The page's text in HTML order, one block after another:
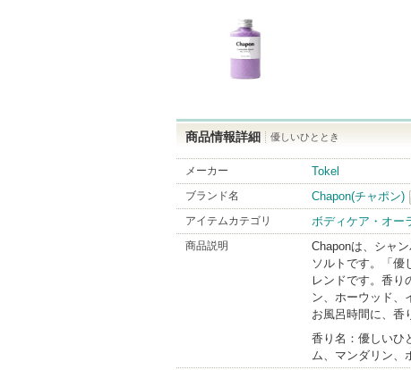
商品情報詳細 優しいひととき
メーカー Tokel
ブランド名
Chapon(チャポン)
アイテムカテゴリ ボディケア・オー
商品説明 Chaponは、シャ
ソルトです。「優
レンドです。香り
ン、ホーウッド、
お風呂時間に、香
香り名：優しいひ
ム、マンダリン、